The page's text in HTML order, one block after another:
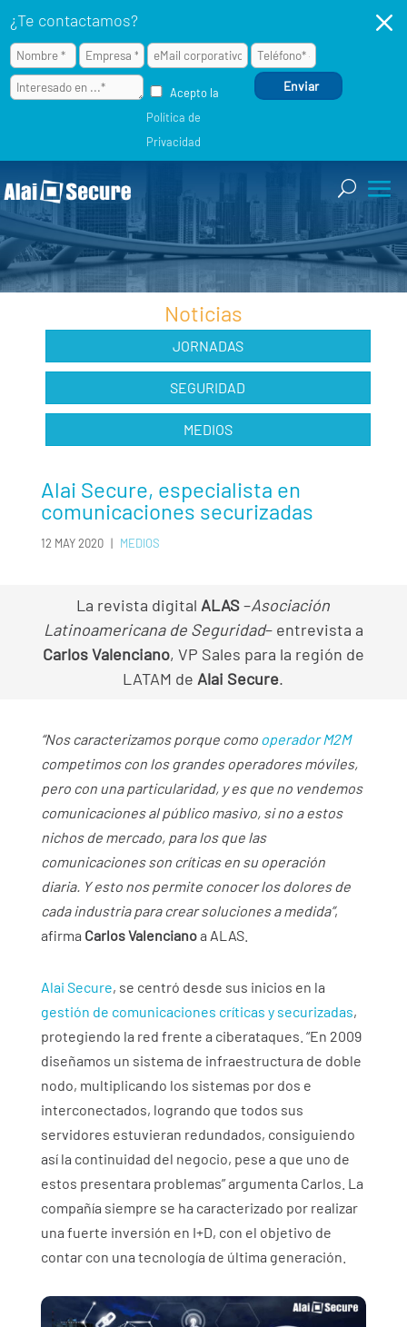
¿Te contactamos?
Acepto la
Política de
Privacidad
M
Noticias
JORNADAS
SEGURIDAD
MEDIOS
Alai Secure, especialista en
comunicaciones securizadas
12 MAY 2020 | MEDIOS
La revista digital ALAS–Asociación
Latinoamericana de Seguridad– entrevista a
Carlos Valenciano, VP Sales para la región de
LATAM de Alai Secure.
“Nos caracterizamos porque como operador M2M
competimos con los grandes operadores móviles,
pero con una particularidad, y es que no vendemos
comunicaciones al público masivo, si no a estos
nichos de mercado, para los que las
comunicaciones son críticas en su operación
diaria. Y esto nos permite conocer los dolores de
cada industria para crear soluciones a medida”,
afirma Carlos Valencianoa ALAS.
Alai Secure, se centró desde sus inicios en la
gestión de comunicaciones críticas y securizadas,
protegiendo la red frente a ciberataques. “En 2009
diseñamos un sistema de infraestructura de doble
nodo, multiplicando los sistemas por dos e
interconectados, logrando que todos sus
servidores estuvieran redundados, consiguiendo
así la continuidad del negocio, pese a que uno de
estos presentara problemas” argumenta Carlos. La
compañía siempre se ha caracterizado por realizar
una fuerte inversión en I+D, con el objetivo de
contar con una tecnología de última generación.